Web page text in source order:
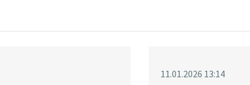
11.01.2026 13:14